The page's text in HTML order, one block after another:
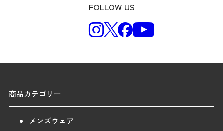
FOLLOW US
商品カテゴリー
メンズウェア